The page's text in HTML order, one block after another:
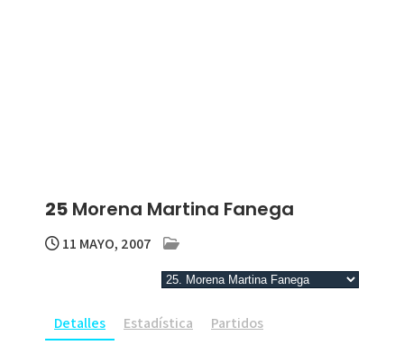
25 Morena Martina Fanega
11 MAYO, 2007
Detalles Estadística Partidos